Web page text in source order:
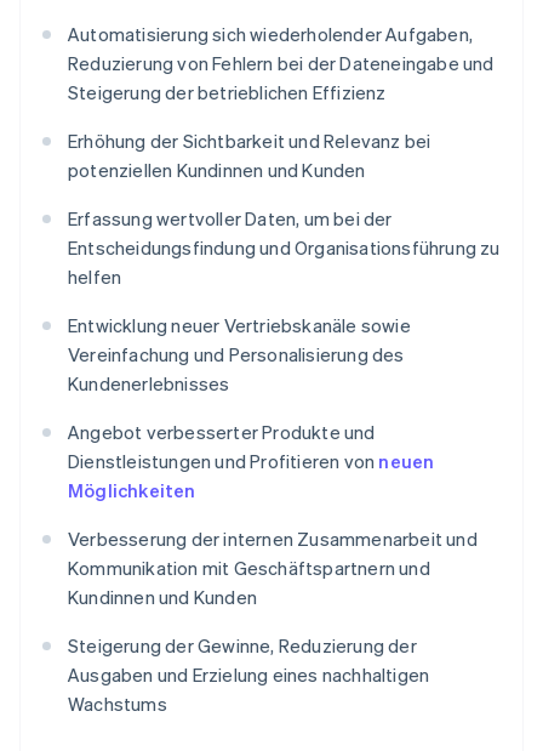
Automatisierung sich wiederholender Aufgaben,
Reduzierung von Fehlern bei der Dateneingabe und
Steigerung der betrieblichen Effizienz
Erhöhung der Sichtbarkeit und Relevanz bei
potenziellen Kundinnen und Kunden
Erfassung wertvoller Daten, um bei der
Entscheidungsfindung und Organisationsführung zu
helfen
Entwicklung neuer Vertriebskanäle sowie
Vereinfachung und Personalisierung des
Kundenerlebnisses
Angebot verbesserter Produkte und
Dienstleistungen und Profitieren von neuen
Möglichkeiten
Verbesserung der internen Zusammenarbeit und
Kommunikation mit Geschäftspartnern und
Kundinnen und Kunden
Steigerung der Gewinne, Reduzierung der
Ausgaben und Erzielung eines nachhaltigen
Wachstums